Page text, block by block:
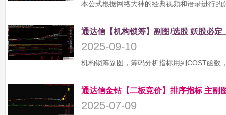
2025-09-10
2025-07-09